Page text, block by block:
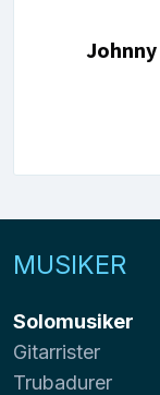
MUSIKER
Solomusiker
Gitarrister
Trubadurer